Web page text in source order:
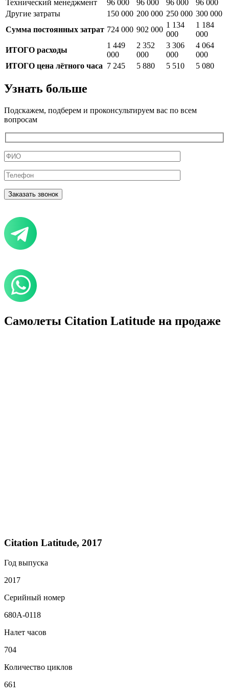
Технический менеджмент 96 000 96 000 96 000
96 000
Другие затраты
150 000 200 000 250 000 300 000
Сумма постоянных затрат 724 000 902 000
1 134
000
1 184
000
ИТОГО расходы
1 449
000
2 352
000
3 306
000
4 064
000
ИТОГО цена лётного часа 7 245 5 880 5 510 5 080
Узнать больше
Подскажем, подберем и проконсультируем вас по всем
вопросам
Самолеты Citation Latitude на продаже
Citation Latitude, 2017
Год выпуска
2017
Серийный номер
680A-0118
Налет часов
704
Количество циклов
661